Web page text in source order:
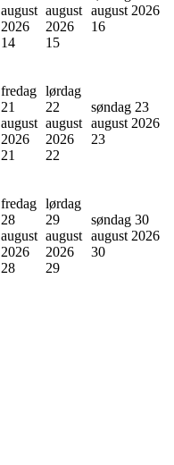
august
2026
14
august
2026
15
august 2026
16
fredag
21
august
2026
21
lørdag
22
august
2026
22
søndag 23
august 2026
23
fredag
28
august
2026
28
lørdag
29
august
2026
29
søndag 30
august 2026
30